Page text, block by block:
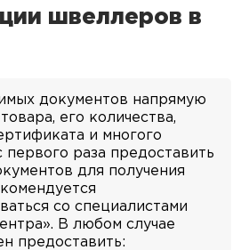
швеллеров в
документов напрямую
его количества,
и многого
первого раза предоставить
для получения
со специалистами
В любом случае
предоставить: